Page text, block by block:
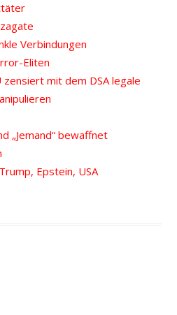
Verbindungen
Eliten
zensiert mit dem DSA legale
„Jemand“ bewaffnet
Epstein, USA